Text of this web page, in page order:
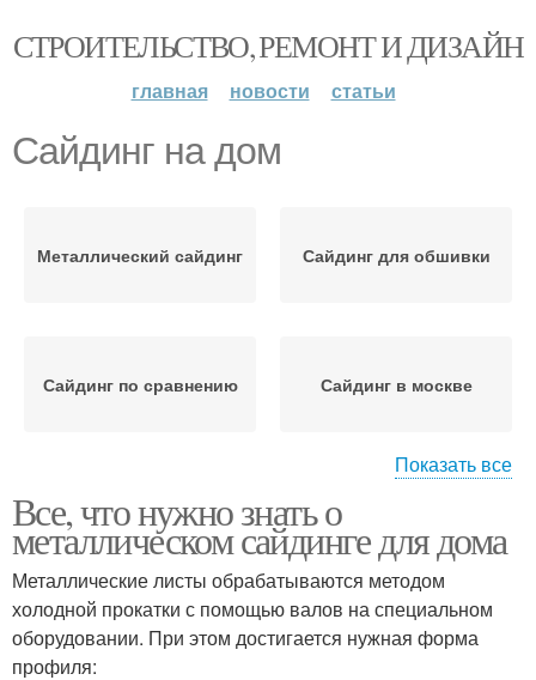
СТРОИТЕЛЬСТВО, РЕМОНТ И ДИЗАЙН
главная новости статьи
Сайдинг на дом
Металлический сайдинг Сайдинг для обшивки
Сайдинг по сравнению Сайдинг в москве
Сайдинг на фасад Сайдинг на фасаде
Показать все
Все, что нужно знать о
металлическом сайдинге для дома
Металлические листы обрабатываются методом
холодной прокатки с помощью валов на специальном
оборудовании. При этом достигается нужная форма
профиля: